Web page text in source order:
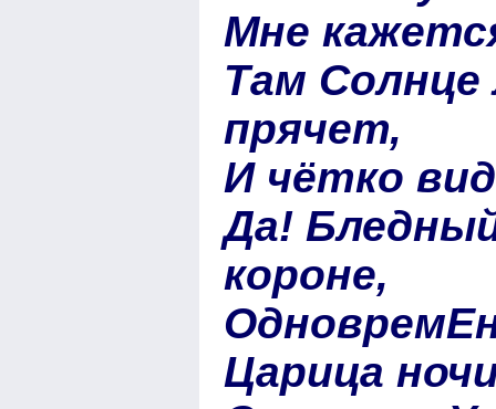
Мне
Там Солнце
прячет,
И чётко
Да!
короне,
Царица